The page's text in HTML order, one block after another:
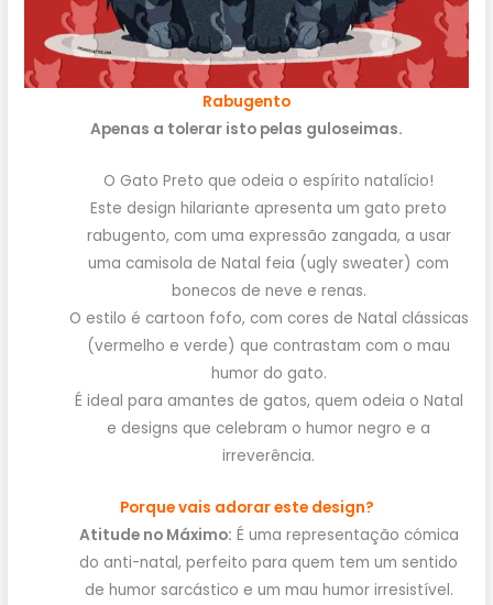
Rabugento
Apenas a tolerar isto pelas guloseimas.
O Gato Preto que odeia o espírito natalício!
Este design hilariante apresenta um gato preto
rabugento, com uma expressão zangada, a usar
uma camisola de Natal feia (ugly sweater) com
bonecos de neve e renas.
O estilo é cartoon fofo, com cores de Natal clássicas
(vermelho e verde) que contrastam com o mau
humor do gato.
É ideal para amantes de gatos, quem odeia o Natal
e designs que celebram o humor negro e a
irreverência.
Porque vais adorar este design?
Atitude no Máximo: É uma representação cómica
do anti-natal, perfeito para quem tem um sentido
de humor sarcástico e um mau humor irresistível.